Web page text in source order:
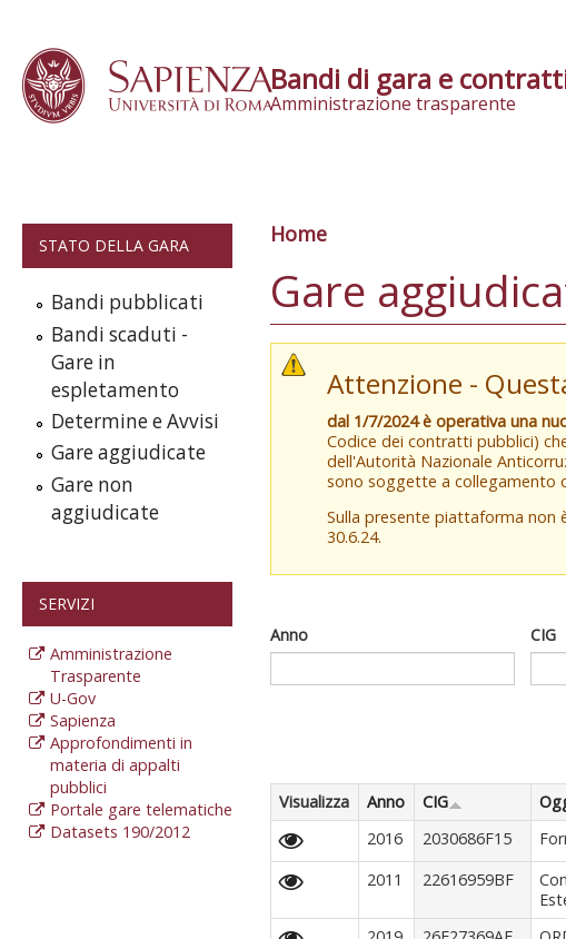
Bandi di gara e
Amministrazione trasparente
STATO DELLA GARA
Bandi pubblicati
Bandi scaduti -
Gare in
espletamento
Determine e Avvisi
Gare aggiudicate
Gare non
aggiudicate
SERVIZI
Amministrazione
Trasparente
U-Gov
Sapienza
Approfondimenti in
materia di appalti
pubblici
Portale gare telematiche
Datasets 190/2012
Tu sei qui
Home
Gare
Attenzione -
dal 1/7/2024 è operativa una
Codice dei contratti pubblici)
dell'Autorità Nazionale
sono soggette a collegamento
Sulla presente piattaforma non
30.6.24.
Anno CIG
Visualizza Anno CIG
2016
2030686F15
2011
22616959BF